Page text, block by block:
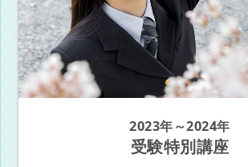
2023年～2024年
受験特別講座